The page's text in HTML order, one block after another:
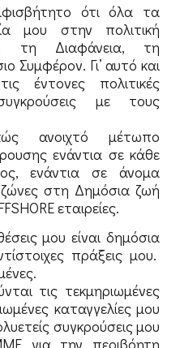
ότι όλα τα
μου στην πολιτική
τη Διαφάνεια, τη
Συμφέρον. Γι’ αυτό και
έντονες πολιτικές
με τους
ανοιχτό μέτωπο
ενάντια σε κάθε
ενάντια σε άνομα
στη Δημόσια ζωή
εταιρείες.
μου είναι δημόσια
πράξεις μου.
τις τεκμηριωμένες
καταγγελίες μου
συγκρούσεις μου